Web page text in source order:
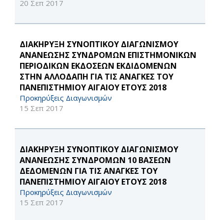
20 Σεπ 2017
ΔΙΑΚΗΡΥΞΗ ΣΥΝΟΠΤΙΚΟΥ ΔΙΑΓΩΝΙΣΜΟΥ
ΑΝΑΝΕΩΣΗΣ ΣΥΝΔΡΟΜΩΝ ΕΠΙΣΤΗΜΟΝΙΚΩΝ
ΠΕΡΙΟΔΙΚΩΝ ΕΚΔΟΣΕΩΝ ΕΚΔΙΔΟΜΕΝΩΝ
ΣΤΗΝ ΑΛΛΟΔΑΠΗ ΓΙΑ ΤΙΣ ΑΝΑΓΚΕΣ ΤΟΥ
ΠΑΝΕΠΙΣΤΗΜΙΟΥ ΑΙΓΑΙΟΥ ΕΤΟΥΣ 2018
Προκηρύξεις Διαγωνισμών
15 Σεπ 2017
ΔΙΑΚΗΡΥΞΗ ΣΥΝΟΠΤΙΚΟΥ ΔΙΑΓΩΝΙΣΜΟΥ
ΑΝΑΝΕΩΣΗΣ ΣΥΝΔΡΟΜΩΝ 10 ΒΑΣΕΩΝ
ΔΕΔΟΜΕΝΩΝ ΓΙΑ ΤΙΣ ΑΝΑΓΚΕΣ ΤΟΥ
ΠΑΝΕΠΙΣΤΗΜΙΟΥ ΑΙΓΑΙΟΥ ΕΤΟΥΣ 2018
Προκηρύξεις Διαγωνισμών
15 Σεπ 2017